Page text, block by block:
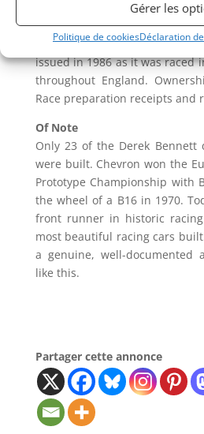
Gérer les
Politique de cookiesDéclaration
Alan Brown dossier
with period race photos and
issued in 1986 as it was raced
throughout England.
Race preparation receipts and
Of Note
Only 23 of the Derek Bennett
were built. Chevron won the
Prototype Championship with
the wheel of a B16 in 1970.
front runner in historic
most beautiful racing cars
a genuine, well-documented
like this.
Partager cette annonce